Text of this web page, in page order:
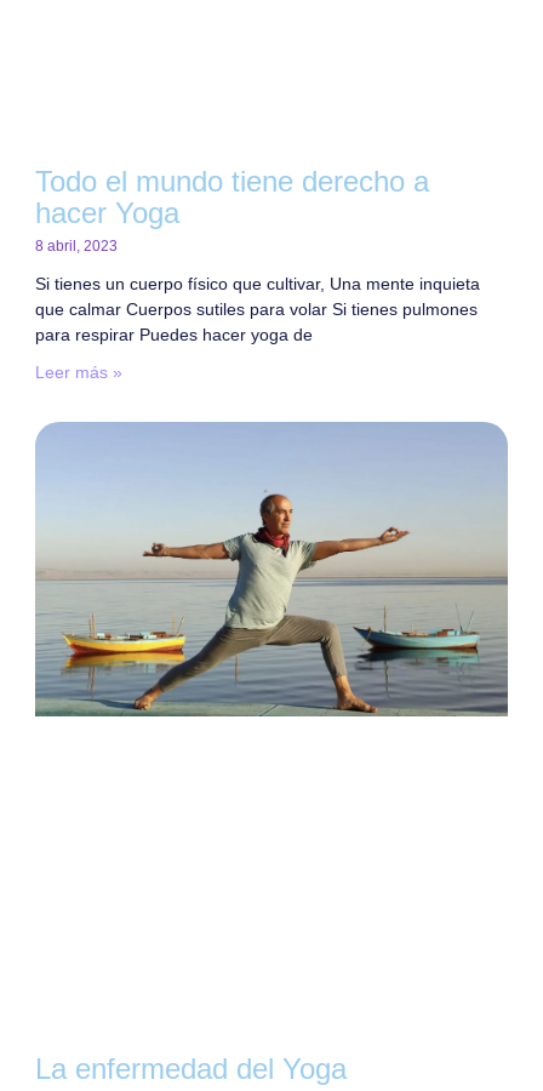
Todo el mundo tiene derecho a
hacer Yoga
8 abril, 2023
Si tienes un cuerpo físico que cultivar, Una mente inquieta
que calmar Cuerpos sutiles para volar Si tienes pulmones
para respirar Puedes hacer yoga de
Leer más »
La enfermedad del Yoga